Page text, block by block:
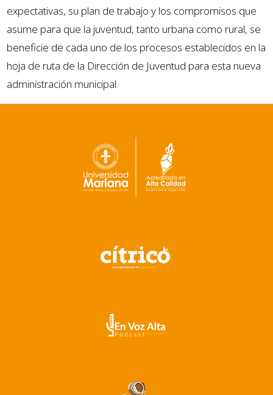
expectativas, su plan de trabajo y los compromisos que
asume para que la juventud, tanto urbana como rural, se
beneficie de cada uno de los procesos establecidos en la
hoja de ruta de la Dirección de Juventud para esta nueva
administración municipal.